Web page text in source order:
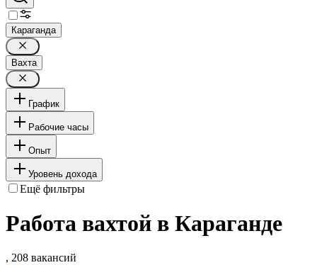
Караганда
Вахта
График
Рабочие часы
Опыт
Уровень дохода
Ещё фильтры
Работа вахтой в Караганде
, 208 вакансий